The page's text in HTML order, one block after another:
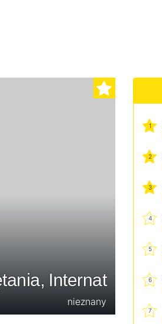
Internat
nieznany
1
2
3
4
5
6
7